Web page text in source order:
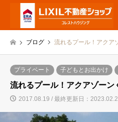
ブログ 流れるプール！アクア
プライベート 子どもとお出かけ
流れるプール！アクアゾーン
2017.08.19 / 最終更新日：